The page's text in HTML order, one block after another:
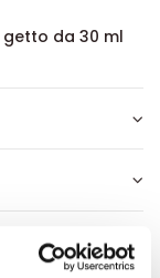
da 30 ml